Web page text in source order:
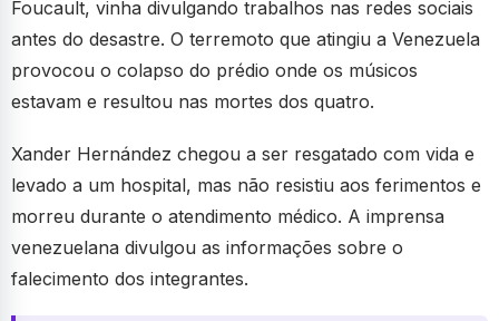
Foucault, vinha divulgando trabalhos nas redes sociais
antes do desastre. O terremoto que atingiu a Venezuela
provocou o colapso do prédio onde os músicos
estavam e resultou nas mortes dos quatro.
Xander Hernández chegou a ser resgatado com vida e
levado a um hospital, mas não resistiu aos ferimentos e
morreu durante o atendimento médico. A imprensa
venezuelana divulgou as informações sobre o
falecimento dos integrantes.